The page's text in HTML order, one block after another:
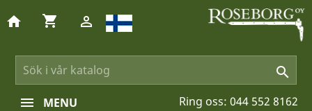

home shopping_cart 
Ring oss: 044 552 8162
MENU